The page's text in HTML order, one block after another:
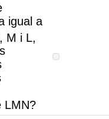
igual a
i L,
LMN?